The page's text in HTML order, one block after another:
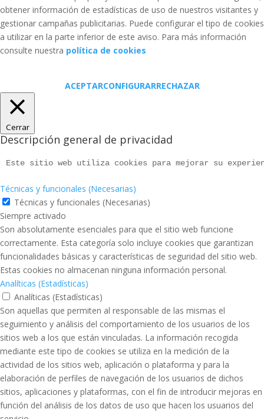
obtener información de estadísticas de uso de nuestros visitantes y
gestionar campañas publicitarias. Puede configurar el tipo de cookies
a utilizar en la parte inferior de este aviso. Para más información
consulte nuestra política de cookies
ACEPTARCONFIGURARRECHAZAR
Cerrar
Descripción general de privacidad
Este sitio web utiliza cookies para mejorar su
Técnicas y funcionales (Necesarias)
Técnicas y funcionales (Necesarias)
Siempre activado
Son absolutamente esenciales para que el sitio web funcione
correctamente. Esta categoría solo incluye cookies que garantizan
funcionalidades básicas y características de seguridad del sitio web.
Estas cookies no almacenan ninguna información personal.
Analíticas (Estadísticas)
Analíticas (Estadísticas)
Son aquellas que permiten al responsable de las mismas el
seguimiento y análisis del comportamiento de los usuarios de los
sitios web a los que están vinculadas. La información recogida
mediante este tipo de cookies se utiliza en la medición de la
actividad de los sitios web, aplicación o plataforma y para la
elaboración de perfiles de navegación de los usuarios de dichos
sitios, aplicaciones y plataformas, con el fin de introducir mejoras en
función del análisis de los datos de uso que hacen los usuarios del